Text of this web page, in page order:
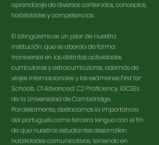
aprendizaje de diversos contenidos, conceptos,
habilidades y competencias.
El bilingüismo es un pilar de nuestra
institución, que se aborda de forma
transversal en las distintas actividades
curriculares y extracurriculares, además de
viajes internacionales y los exámenesFirst for
Schools, C1 Advanced, C2 Proficiency, IGCSEs
de la Universidad de Cambdridge.
Paralelamente, destacamos la importancia
del portugués como tercera lengua con el fin
de que nuestros estudiantes desarrollen
habilidades comunicativas, teniendo en